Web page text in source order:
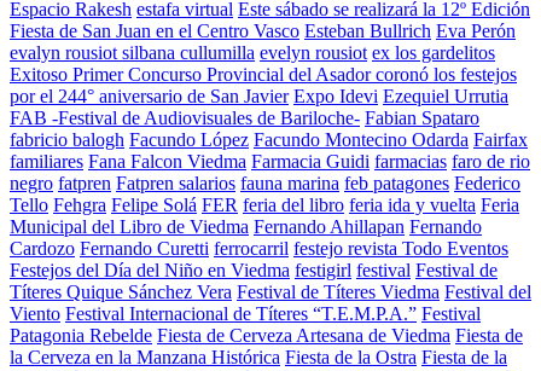
Espacio Rakesh estafa virtual Este sábado se realizará la 12º Edición
Fiesta de San Juan en el Centro Vasco Esteban Bullrich Eva Perón
evalyn rousiot silbana cullumilla evelyn rousiot ex los gardelitos
Exitoso Primer Concurso Provincial del Asador coronó los festejos
por el 244° aniversario de San Javier Expo Idevi Ezequiel Urrutia
FAB -Festival de Audiovisuales de Bariloche- Fabian Spataro
fabricio balogh Facundo López Facundo Montecino Odarda Fairfax
familiares Fana Falcon Viedma Farmacia Guidi farmacias faro de rio
negro fatpren Fatpren salarios fauna marina feb patagones Federico
Tello Fehgra Felipe Solá FER feria del libro feria ida y vuelta Feria
Municipal del Libro de Viedma Fernando Ahillapan Fernando
Cardozo Fernando Curetti ferrocarril festejo revista Todo Eventos
Festejos del Día del Niño en Viedma festigirl festival Festival de
Títeres Quique Sánchez Vera Festival de Títeres Viedma Festival del
Viento Festival Internacional de Títeres “T.E.M.P.A.” Festival
Patagonia Rebelde Fiesta de Cerveza Artesana de Viedma Fiesta de
la Cerveza en la Manzana Histórica Fiesta de la Ostra Fiesta de la